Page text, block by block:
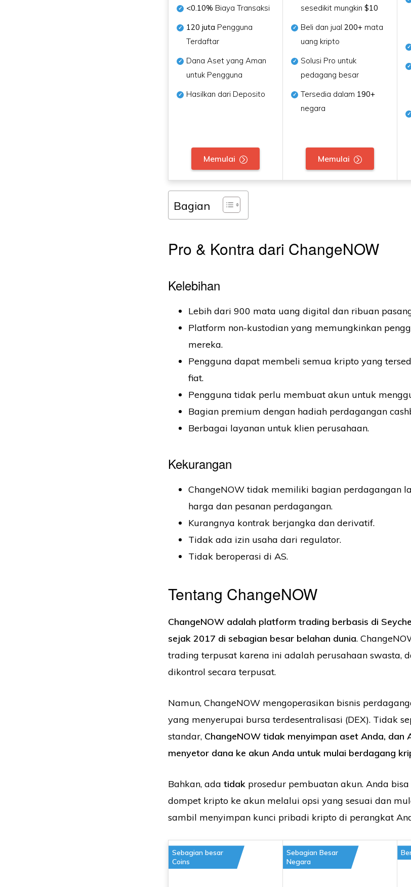
<0.10% Biaya Transaksi
120 juta Pengguna
Terdaftar
Dana Aset yang Aman
untuk Pengguna
Hasilkan dari Deposito
Memulai
sesedikit mungkin $10
Beli dan jual 200+mata
uang kripto
Solusi Pro untuk
pedagang besar
Tersedia dalam 190+
negara
Memulai
Bagian
Pro & Kontra dari ChangeNOW
Kelebihan
Lebih dari 900 mata uang digital dan ribuan
Platform non-kustodian yang memungkinkan
mereka.
Pengguna dapat membeli semua kripto yang
fiat.
Pengguna tidak perlu membuat akun untuk
Bagian premium dengan hadiah perdagangan
Berbagai layanan untuk klien perusahaan.
Kekurangan
ChangeNOW tidak memiliki bagian perdagangan
harga dan pesanan perdagangan.
Kurangnya kontrak berjangka dan derivatif.
Tidak ada izin usaha dari regulator.
Tidak beroperasi di AS.
Tentang ChangeNOW
ChangeNOW adalah platform trading berbasis di
sejak 2017 di sebagian besar belahan dunia.
trading terpusat karena ini adalah perusahaan swasta,
dikontrol secara terpusat.
Namun, ChangeNOW mengoperasikan bisnis
yang menyerupai bursa terdesentralisasi (DEX). Tidak
standar, ChangeNOW tidak menyimpan aset Anda, dan
menyetor dana ke akun Anda untuk mulai berdagang
Bahkan, ada tidak prosedur pembuatan akun. Anda
dompet kripto ke akun melalui opsi yang sesuai dan
sambil menyimpan kunci pribadi kripto di perangkat
Sebagian besar
Coins
Sebagian Besar
Negara